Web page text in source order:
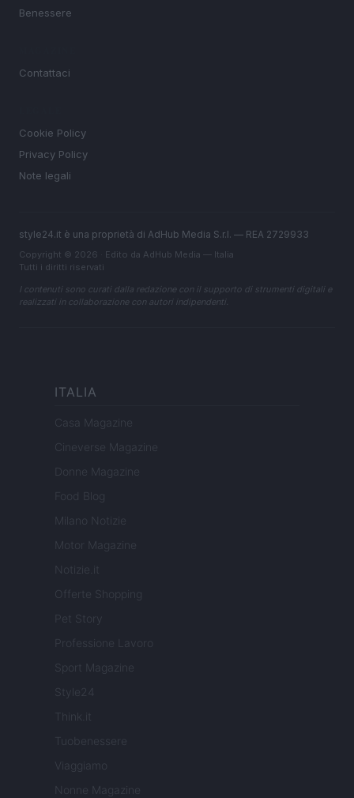
Benessere
Contattaci
Cookie Policy
Privacy Policy
Note legali
style24.it è una proprietà di AdHub Media S.r.l. — REA 2729933
Copyright © 2026 · Edito da AdHub Media — Italia
Tutti i diritti riservati
I contenuti sono curati dalla redazione con il supporto di strumenti digitali e
realizzati in collaborazione con autori indipendenti.
ITALIA
Casa Magazine
Cineverse Magazine
Donne Magazine
Food Blog
Milano Notizie
Motor Magazine
Notizie.it
Offerte Shopping
Pet Story
Professione Lavoro
Sport Magazine
Style24
Think.it
Tuobenessere
Viaggiamo
Nonne Magazine